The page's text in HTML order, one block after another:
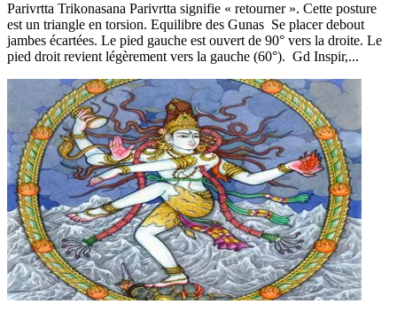
Parivrtta Trikonasana Parivrtta signifie « retourner ». Cette posture
est un triangle en torsion. Equilibre des Gunas Se placer debout
jambes écartées. Le pied gauche est ouvert de 90° vers la droite. Le
pied droit revient légèrement vers la gauche (60°). Gd Inspir,...